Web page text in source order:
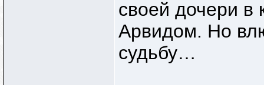
своей дочери в
Арвидом. Но
судьбу…